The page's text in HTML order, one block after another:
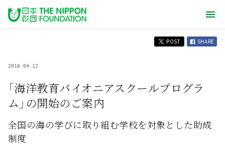
POST SHARE
2016.04.12
「海洋教育パイオニアスクールプログラ
ム」の開始のご案内
全国の海の学びに取り組む学校を対象とした助成
制度